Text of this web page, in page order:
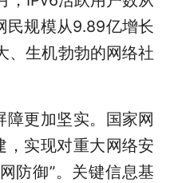
民规模从9.89亿增长
、生机勃勃的网络社
更加坚实。国家网
，实现对重大网络安
防御”。关键信息基